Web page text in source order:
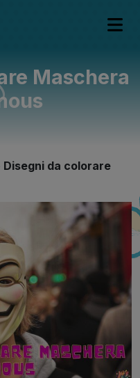
Maschera
Disegni da colorare